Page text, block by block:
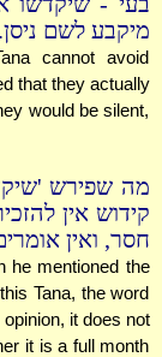
מיקבע לשם ניסן.
cannot avoid
that they actually
would be silent,
מה שפירש
קידוש אין
חסר, ואין
he mentioned the
Tana, the word
it does not
it is a full month